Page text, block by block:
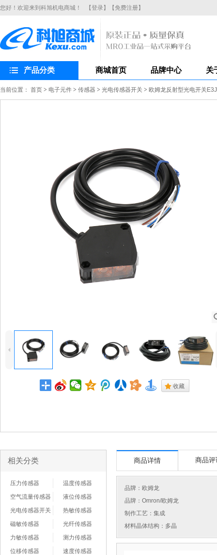
您好！欢迎来到科旭机电商城！ 【登录】 【免费注册】
产品分类 商城首页 品牌中心 关
当前位置： 首页 > 电子元件 > 传感器 > 光电传感器开关 > 欧姆龙反射型光电开关
4
. 收藏
相关分类
压力传感器
温度传感器
空气流量传感器
液位传感器
光电传感器开关
热敏传感器
磁敏传感器
光纤传感器
力敏传感器
测力传感器
位移传感器
速度传感器
商品详情 商品评
品牌： 欧姆龙
品牌：Omron/欧姆龙
制作工艺：集成
材料晶体结构：多晶